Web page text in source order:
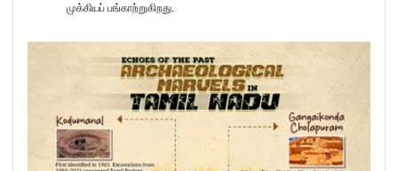
முக்கியப் பங்காற்றுகிறது.